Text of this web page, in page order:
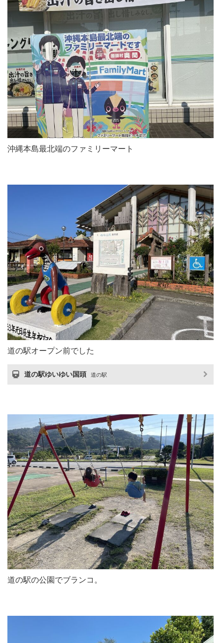
沖縄本島最北端のファミリーマート
道の駅オープン前でした
道の駅ゆいゆい国頭 道の駅
道の駅の公園でブランコ。